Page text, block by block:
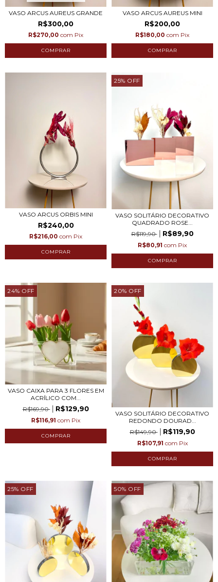
VASO ARCUS AUREUS GRANDE
R$300,00
R$270,00 com Pix
VASO ARCUS AUREUS MINI
R$200,00
R$180,00 com Pix
VASO ARCUS ORBIS MINI
R$240,00
R$216,00 com Pix
25% OFF
VASO SOLITÁRIO DECORATIVO
QUADRADO ROSE...
R$119,90
R$89,90
R$80,91 com Pix
24% OFF
VASO CAIXA PARA 3 FLORES EM
ACRÍLICO COM...
R$169,90
R$129,90
R$116,91 com Pix
20% OFF
VASO SOLITÁRIO DECORATIVO
REDONDO DOURAD...
R$149,90
R$119,90
R$107,91 com Pix
25% OFF 50% OFF